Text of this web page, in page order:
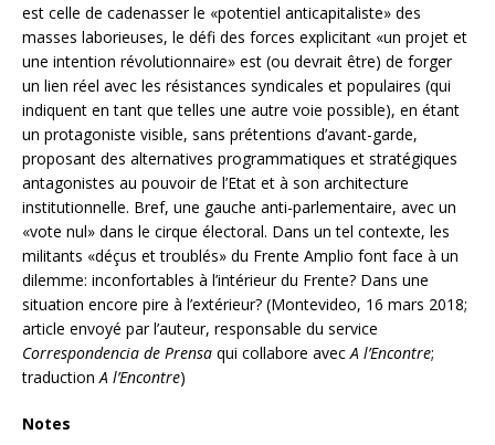
est celle de cadenasser le «potentiel anticapitaliste» des
masses laborieuses, le défi des forces explicitant «un projet et
une intention révolutionnaire» est (ou devrait être) de forger
un lien réel avec les résistances syndicales et populaires (qui
indiquent en tant que telles une autre voie possible), en étant
un protagoniste visible, sans prétentions d’avant-garde,
proposant des alternatives programmatiques et stratégiques
antagonistes au pouvoir de l’Etat et à son architecture
institutionnelle. Bref, une gauche anti-parlementaire, avec un
«vote nul» dans le cirque électoral. Dans un tel contexte, les
militants «déçus et troublés» du Frente Amplio font face à un
dilemme: inconfortables à l’intérieur du Frente? Dans une
situation encore pire à l’extérieur? (Montevideo, 16 mars 2018;
article envoyé par l’auteur, responsable du service
Correspondencia de Prensa qui collabore avec A l’Encontre;
traduction A l’Encontre)
Notes